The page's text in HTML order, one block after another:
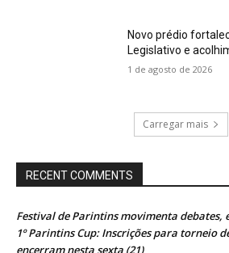
Novo prédio
Legislativo e
1 de agosto de 2026
Carregar mais
RECENT COMMENTS
Festival de Parintins movimenta debates,
1º Parintins Cup: Inscrições para torneio
encerram nesta sexta (21)